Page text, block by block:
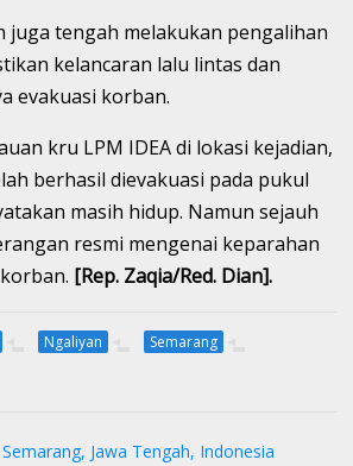
juga tengah melakukan pengalihan
kelancaran lalu lintas dan
evakuasi korban.
kru LPM IDEA di lokasi kejadian,
berhasil dievakuasi pada pukul
masih hidup. Namun sejauh
resmi mengenai keparahan
[Rep. Zaqia/Red. Dian].
Ngaliyan
Semarang
Jawa Tengah, Indonesia